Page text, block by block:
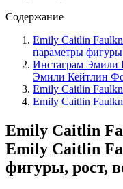
Содержание
Emily Caitlin
параметры
Инстаграм Эмили
Эмили Кейтлин
Emily Caitlin
Emily Caitlin
Emily Caitlin
Emily Caitlin
фигуры, рост,